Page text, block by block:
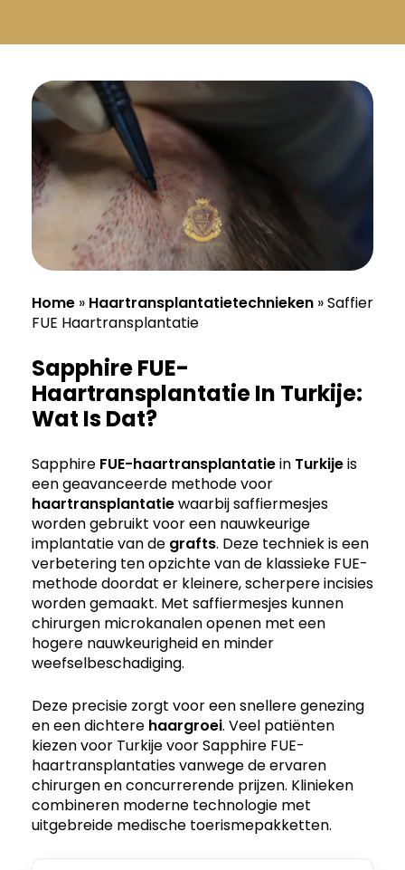
Svenska
Home » Haartransplantatietechnieken »Saffier
FUE Haartransplantatie
Sapphire FUE-
Haartransplantatie In Turkije:
Wat Is Dat?
Sapphire FUE-haartransplantatiein Turkijeis
een geavanceerde methode voor
haartransplantatiewaarbij saffiermesjes
worden gebruikt voor een nauwkeurige
implantatie van de grafts. Deze techniek is een
verbetering ten opzichte van de klassieke FUE-
methode doordat er kleinere, scherpere incisies
worden gemaakt. Met saffiermesjes kunnen
chirurgen microkanalen openen met een
hogere nauwkeurigheid en minder
weefselbeschadiging.
Deze precisie zorgt voor een snellere genezing
en een dichtere haargroei. Veel patiënten
kiezen voor Turkije voor Sapphire FUE-
haartransplantaties vanwege de ervaren
chirurgen en concurrerende prijzen. Klinieken
combineren moderne technologie met
uitgebreide medische toerismepakketten.